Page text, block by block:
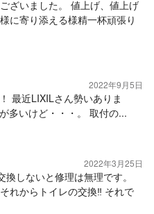
ざいました。 値上げ、値上げ
に寄り添える様精一杯頑張り
2022年9月5日
最近LIXILさん勢いありま
多いけど・・・。 取付の...
2022年3月25日
換しないと修理は無理です。
れからトイレの交換‼️ それで